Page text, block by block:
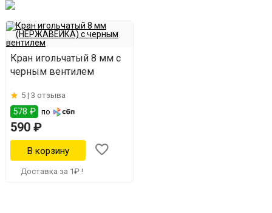
Кран игольчатый 8 мм с
черным вентилем
5 | 3 отзыва
578 ₽ по
590 ₽
Доставка за 1₽ !